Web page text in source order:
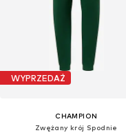
WYPRZEDAŻ
CHAMPION
Zwężany krój Spodnie